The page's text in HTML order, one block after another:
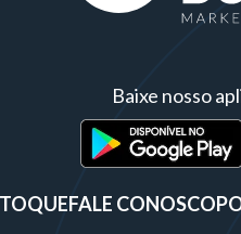
Baixe nosso
FALE CONOSCO